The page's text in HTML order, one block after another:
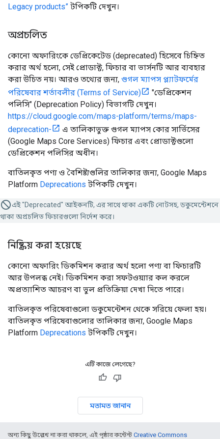
Legacy products” টপিকটি দেখুন।
অপ্রচলিত
কোনো অফারিংকে ডেপ্রিকেটেড (deprecated) হিসেবে চিহ্নিত
করার অর্থ হলো, সেই প্রোডাক্ট, ফিচার বা ভার্সনটি আর ব্যবহার
করা উচিত নয়। আরও তথ্যের জন্য, গুগল ম্যাপস প্ল্যাটফর্মের
পরিষেবার শর্তাবলীর (Terms of Service)
"ডেপ্রিকেশন
পলিসি" (Deprecation Policy) বিভাগটি দেখুন।
https://cloud.google.com/maps-platform/terms/maps-
deprecation-
এ তালিকাভুক্ত গুগল ম্যাপস কোর সার্ভিসের
(Google Maps Core Services) ফিচার এবং প্রোডাক্টগুলো
ডেপ্রিকেশন পলিসির অধীন।
বাতিলকৃত পণ্য ও বৈশিষ্ট্যগুলির তালিকার জন্য, Google Maps
Platform Deprecations টপিকটি দেখুন।
এই "Deprecated" আইকনটি, এর সাথে থাকা একটি নোটসহ, ডকুমেন্টেশনে
থাকা অপ্রচলিত ফিচারগুলো নির্দেশ করে।
নিষ্ক্রিয় করা হয়েছে
কোনো অফারিং ডিকমিশন করার অর্থ হলো পণ্য বা ফিচারটি
আর উপলব্ধ নেই। ডিকমিশন করা সফটওয়্যার কল করলে
অপ্রত্যাশিত আচরণ বা ভুল প্রতিক্রিয়া দেখা দিতে পারে।
বাতিলকৃত পরিষেবাগুলো ডকুমেন্টেশন থেকে সরিয়ে ফেলা হয়।
বাতিলকৃত পরিষেবাগুলোর তালিকার জন্য, Google Maps
Platform Deprecations টপিকটি দেখুন।
এটি কাজে লেগেছে?
মতামত জানান
অন্য কিছু উল্লেখ না করা থাকলে, এই পৃষ্ঠার কন্টেন্ট Creative Commons